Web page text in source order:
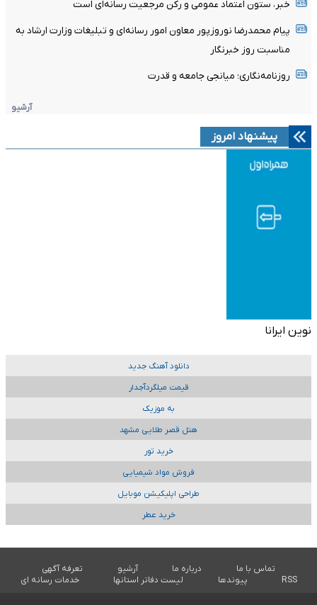
خبر، ستون اعتماد عمومی و رکن مرجعیت رسانه‌ای است
پیام محمدرضا نوروزپور معاون امور رسانه‌ای و تبلیغات وزارت ارشاد به
مناسبت روز خبرنگار
روزنامه‌نگاری؛ میانجی جامعه و قدرت
آرشیو
پیشنهاد امروز
نوین ایرانا
دانلود آهنگ جدید
قیمت میلگردآجدار
به موزیک
هتل قصر طلایی مشهد
خرید تور
فروش مواد شیمیایی
طراحی اپلیکیشن موبایل
خرید عطر
تماس با ما درباره ما آرشیو
تعرفه آگهی
RSS
پیوندها لیست دفاتر استانها خدمات رسانه ای